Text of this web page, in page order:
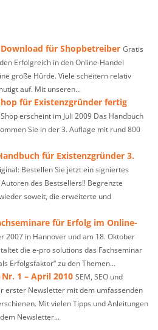
für Shopbetreiber Gratis
Erfolgreich in den Online-Handel
große Hürde. Viele scheitern relativ
auf. Mit unseren...
für Existenzgründer fertig
erscheint im Juli 2009 Das Handbuch
Sie in der 3. Auflage mit rund 800
für Existenzgründer 3.
Bestellen Sie jetzt ein signiertes
des Bestsellers!! Begrenzte
soweit, die erweiterte und
für Erfolg im Online-
2007 in Hannover und am 18. Oktober
die e-pro solutions das Fachseminar
Erfolgsfaktor“ zu den Themen...
1 – April 2010 SEM, SEO und
erster Newsletter mit dem umfassenden
Mit vielen Tipps und Anleitungen
Newsletter...